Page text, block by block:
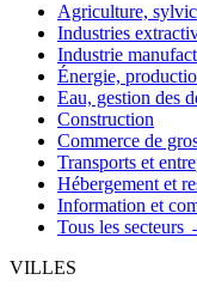
Agriculture,
Industries
Industrie
Énergie,
Eau, gestion des
Construction
Commerce de
Transports et
Hébergement et
Information et
Tous les secteurs
VILLES